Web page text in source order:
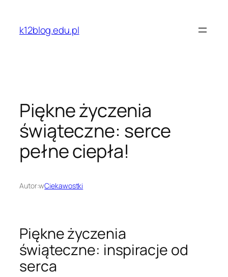
treścik12blog.edu.pl
Piękne życzenia
świąteczne: serce
pełne ciepła!
Autor:wCiekawostki
Piękne życzenia
świąteczne: inspiracje od
serca